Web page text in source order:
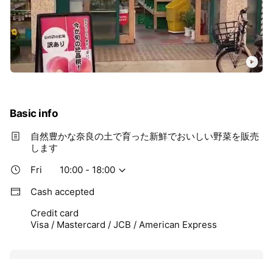
Basic info
自然豊かな奈良の土で育った新鮮でおいしい野菜を販売
します
Fri
10:00 - 18:00
Cash accepted
Credit card
Visa / Mastercard / JCB / American Express